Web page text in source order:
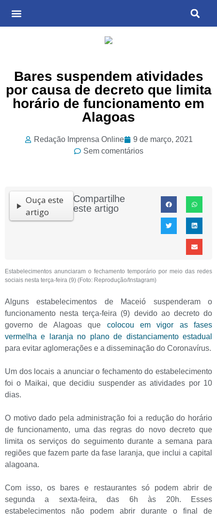
Bares suspendem atividades
por causa de decreto que limita
horário de funcionamento em
Alagoas
Redação Imprensa Online
9 de março, 2021
Sem comentários
Ouça este
artigo
Compartilhe
este artigo
Estabelecimentos anunciaram o fechamento temporário por meio das redes
sociais nesta terça-feira (9) (Foto: Reprodução/Instagram)
Alguns estabelecimentos de Maceió suspenderam o
funcionamento nesta terça-feira (9) devido ao decreto do
governo de Alagoas que colocou em vigor as fases
vermelha e laranja no plano de distanciamento estadual
para evitar aglomerações e a disseminação do Coronavírus.
Um dos locais a anunciar o fechamento do estabelecimento
foi o Maikai, que decidiu suspender as atividades por 10
dias.
O motivo dado pela administração foi a redução do horário
de funcionamento, uma das regras do novo decreto que
limita os serviços do seguimento durante a semana para
regiões que fazem parte da fase laranja, que inclui a capital
alagoana.
Com isso, os bares e restaurantes só podem abrir de
segunda a sexta-feira, das 6h às 20h. Esses
estabelecimentos não podem abrir durante o final de